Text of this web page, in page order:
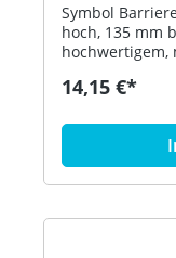
Symbol
hoch, 135 mm
hochwertigem,
(Lichtgrau), 95
14,15 €*